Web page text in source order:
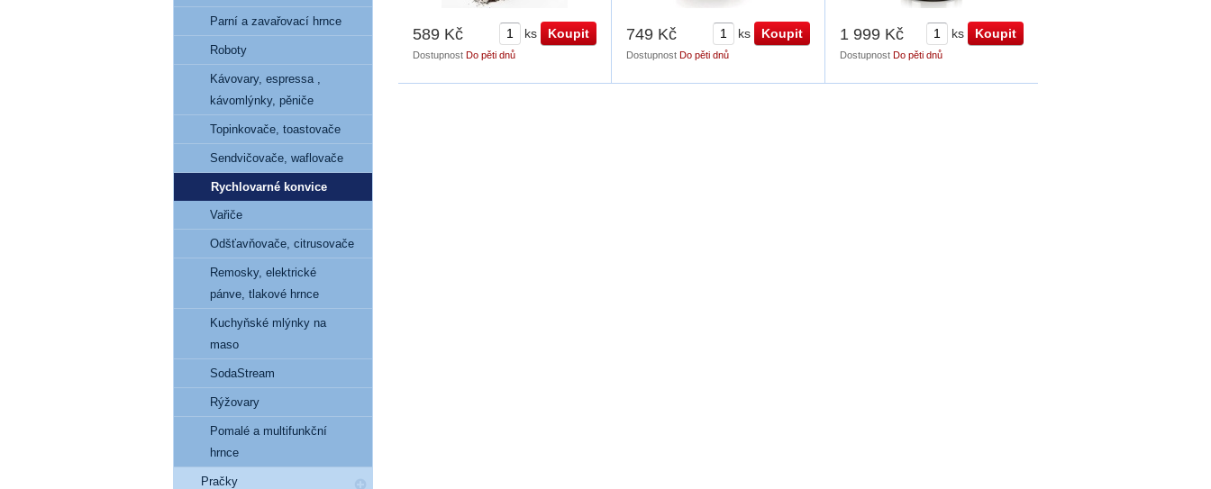
589 Kč ks
Dostupnost Do pěti dnů
749 Kč ks
Dostupnost Do pěti dnů
1 999 Kč ks
Dostupnost Do pěti dnů
Parní a zavařovací hrnce
Roboty
Kávovary, espressa ,
kávomlýnky, pěniče
Topinkovače, toastovače
Sendvičovače, waflovače
Rychlovarné konvice
Vařiče
Odšťavňovače, citrusovače
Remosky, elektrické
pánve, tlakové hrnce
Kuchyňské mlýnky na
maso
SodaStream
Rýžovary
Pomalé a multifunkční
hrnce
Pračky